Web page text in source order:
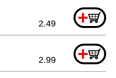
+
2.49
+
2.99